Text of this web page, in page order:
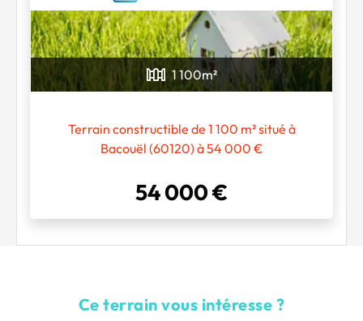
1 100m²
Terrain constructible de 1 100 m² situé à
Bacouël (60120) à 54 000 €
54 000 €
Ce terrain vous intéresse ?